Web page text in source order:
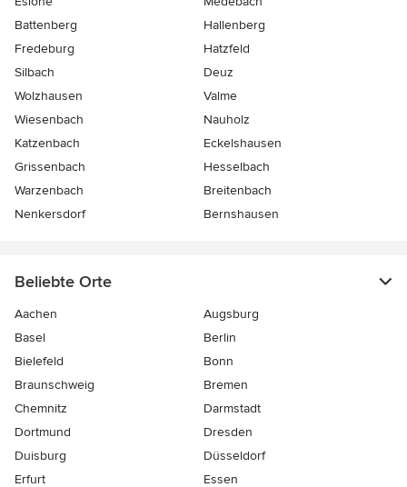
Battenberg
Hallenberg
Fredeburg
Hatzfeld
Silbach
Deuz
Wolzhausen
Valme
Wiesenbach
Nauholz
Katzenbach
Eckelshausen
Grissenbach
Hesselbach
Warzenbach
Breitenbach
Nenkersdorf
Bernshausen
Beliebte Orte
Aachen
Augsburg
Basel
Berlin
Bielefeld
Bonn
Braunschweig
Bremen
Chemnitz
Darmstadt
Dortmund
Dresden
Duisburg
Düsseldorf
Erfurt
Essen